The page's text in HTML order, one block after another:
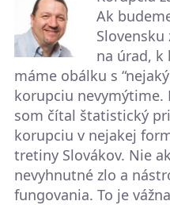
Ak
na úrad, k
máme obálku s
korupciu nevymýtime.
som čítal štatistický
korupciu v nejakej
tretiny Slovákov. Nie
nevyhnutné zlo a
fungovania. To je